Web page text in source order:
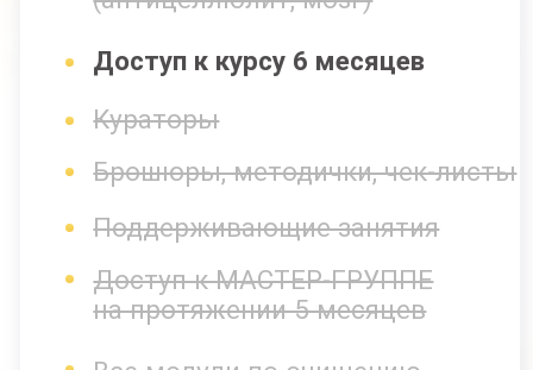
+2 дополнительных модуля
(суставы, иммунитет)
+2 спец. модуля